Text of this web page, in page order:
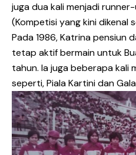
juga dua kali menjadi
(Kompetisi yang kini dikenal
Pada 1986, Katrina pensiun
tetap aktif bermain untuk
tahun. Ia juga beberapa kali
seperti, Piala Kartini dan